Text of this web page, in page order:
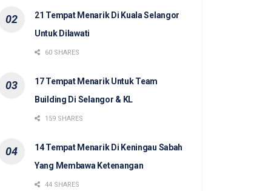
21 Tempat Menarik Di Kuala Selangor
Untuk Dilawati
60 SHARES
17 Tempat Menarik Untuk Team
Building Di Selangor & KL
159 SHARES
14 Tempat Menarik Di Keningau Sabah
Yang Membawa Ketenangan
44 SHARES